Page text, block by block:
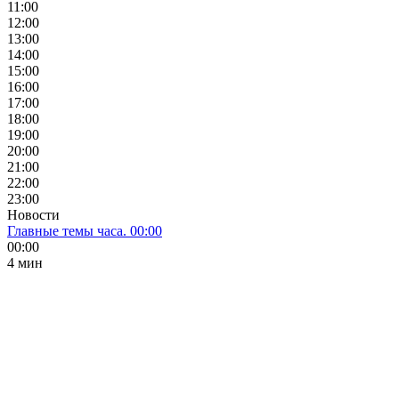
11:00
12:00
13:00
14:00
15:00
16:00
17:00
18:00
19:00
20:00
21:00
22:00
23:00
Новости
Главные темы часа. 00:00
00:00
4 мин